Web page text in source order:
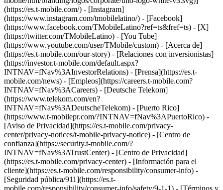
(https://es.t-mobile.com/) - [Instagram]
(https://www.instagram.com/tmobilelatino/) - [Facebook]
(https://www.facebook.com/TMobileLatino?ref=ts&fref=ts) - [X]
(https://twitter.com/TMobileLatino) - [You Tube]
(https://www.youtube.com/user/TMobile/custom) - [Acerca de]
(https://es.t-mobile.com/our-story) - [Relaciones con inversionistas]
(https://investor.t-mobile.com/default.aspx?
INTNAV=fNav%3AInvestorRelations) - [Prensa](https://es.t-
mobile.com/news) - [Empleos](https://careers.t-mobile.com?
INTNAV=fNav%3ACareers) - [Deutsche Telekom]
(https://www.telekom.com/en?
INTNAV=fNav%3ADeutscheTelekom) - [Puerto Rico]
(https://www.t-mobilepr.com/?INTNAV=fNav%3APuertoRico) -
[Aviso de Privacidad](https://es.t-mobile.com/privacy-
center/privacy-notices/t-mobile-privacy-notice) - [Centro de
confianza](https://security.t-mobile.com/?
INTNAV=fNav%3ATrustCenter) - [Centro de Privacidad]
(https://es.t-mobile.com/privacy-center) - [Información para el
cliente](https://es.t-mobile.com/responsibility/consumer-info) -
[Seguridad pública/911](https://es.t-
mobile.com/responsibility/consumer-info/safety/9-1-1) - [Términos y